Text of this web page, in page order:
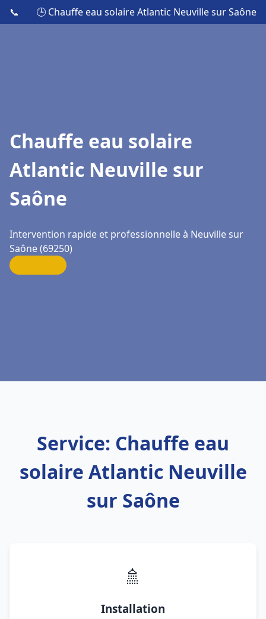
📞 🕒 Chauffe eau solaire Atlantic Neuville sur Saône
Chauffe eau solaire
Atlantic Neuville sur
Saône
Intervention rapide et professionnelle à Neuville sur
Saône (69250)
Service: Chauffe eau
solaire Atlantic Neuville
sur Saône
🚿
Installation